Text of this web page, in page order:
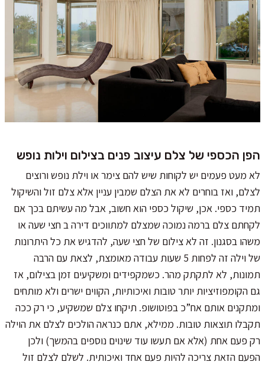
הפן הכספי של צלם עיצוב פנים בצילום וילות נופש
לא מעט פעמים יש לקוחות שיש להם צימר או וילת נופש ורוצים
לצלם, ואז בוחרים לא את הצלם שמבין עניין אלא צלם זול והשיקול
תמיד כספי. אכן, שיקול כספי הוא חשוב, אבל מה עשיתם בכך אם
לקחתם צלם ברמה נמוכה שמצלם למתווכים דירה ב חצי שעה או
משהו בסגנון. זה לא צילום של חצי שעה, להדגיש את כל היתרונות
של וילה זה לפחות 5 שעות עבודה מאומצת, לצאת עם הרבה
תמונות, לא לתקתק מהר. כשמקפידים ומשקיעים זמן בצילום, אז
גם הקומפוזיציות יותר טובות ואיכותיות, הקווים ישרים ולא מותחים
ומתקנים אותם אח”כ בפוטושופ. תיקחו צלם שמשקיע, כי רק ככה
תקבלו תוצאות טובות. ממילא, אתם כנראה הולכים לצלם את הוילה
רק פעם אחת (אלא אם תעשו עוד שינוים נוספים בהמשך) ולכן
הפעם הזאת צריכה להיות פעם אחד ואיכותית. לשלם לצלם זול